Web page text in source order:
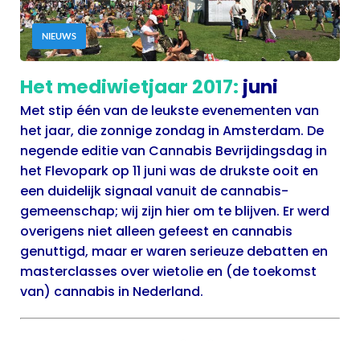
NIEUWS
Het mediwietjaar 2017: juni
Met stip één van de leukste evenementen van
het jaar, die zonnige zondag in Amsterdam. De
negende editie van Cannabis Bevrijdingsdag in
het Flevopark op 11 juni was de drukste ooit en
een duidelijk signaal vanuit de cannabis-
gemeenschap; wij zijn hier om te blijven. Er werd
overigens niet alleen gefeest en cannabis
genuttigd, maar er waren serieuze debatten en
masterclasses over wietolie en (de toekomst
van) cannabis in Nederland.